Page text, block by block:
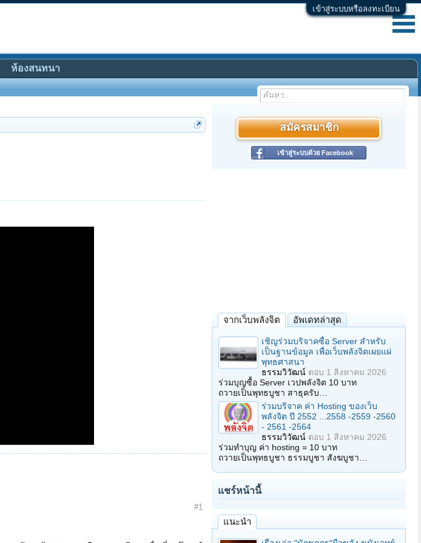
เข้าสู่ระบบหรือลงทะเบียน
#1
สมัครสมาชิก
เข้าสู่ระบบด้วย Facebook
จากเว็บพลังจิต อัพเดทล่าสุด
เชิญร่วมบริจาคซื้อ Server สำหรับ
เป็นฐานข้อมูล เพื่อเว็บพลังจิตเผยแผ่
พุทธศาสนา
ธรรมวิวัฒน์ ตอบ 1 สิงหาคม 2026
ร่วมบุญซื้อ Server เวปพลังจิต 10 บาท
ถวายเป็นพุทธบูชา สาธุครับ…
ร่วมบริจาค ค่า Hosting ของเว็บ
พลังจิต ปี 2552 ...2558 -2559 -2560
- 2561 -2564
ธรรมวิวัฒน์ ตอบ 1 สิงหาคม 2026
ร่วมทำบุญ ค่า hosting = 10 บาท
ถวายเป็นพุทธบูชา ธรรมบูชา สังฆบูชา…
แชร์หน้านี้
แนะนำ
ห้องสนทนา